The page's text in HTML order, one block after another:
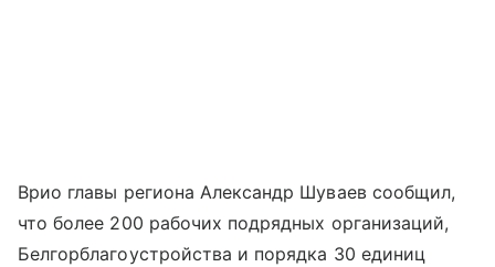
Врио главы региона Александр Шуваев сообщил,
что более 200 рабочих подрядных организаций,
Белгорблагоустройства и порядка 30 единиц